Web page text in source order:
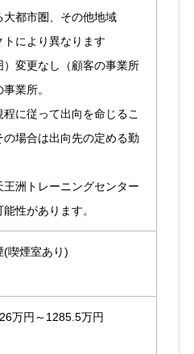
大都市圏、その他地域
により異なります
）変更なし（顧客の事業所
業所。
程に従って出向を命じるこ
の場合は出向先の定める勤
洲トレーニングセンター
性があります。
(喫煙室あり)
万円～1285.5万円